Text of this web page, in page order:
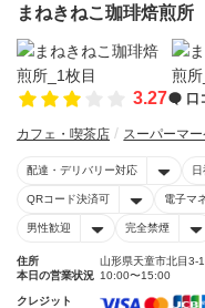
まねきねこ珈琲焙煎所
3.27 口
カフェ・喫茶店 スーパーマ
配達・デリバリー対応
QRコード決済可 電子マ
男性歓迎 完全禁煙
住所
山形県天童市北目3-
本日の営業状況 10:00〜15:00
クレジット